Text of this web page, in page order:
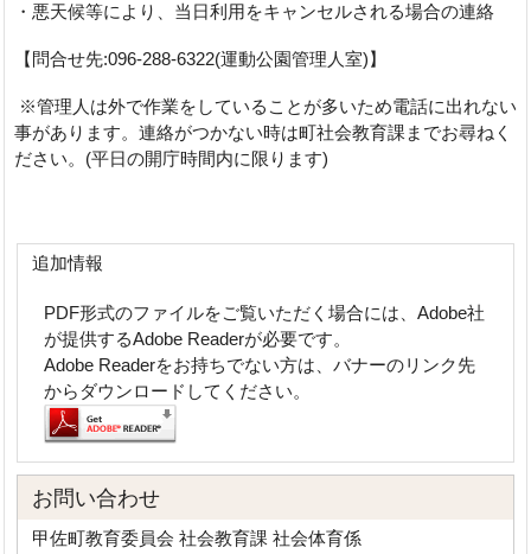
・悪天候等により、当日利用をキャンセルされる場合の連絡
【問合せ先:096-288-6322(運動公園管理人室)】
※管理人は外で作業をしていることが多いため電話に出れない
事があります。連絡がつかない時は町社会教育課までお尋ねく
ださい。(平日の開庁時間内に限ります)
追加情報
PDF形式のファイルをご覧いただく場合には、Adobe社
が提供するAdobe Readerが必要です。
Adobe Readerをお持ちでない方は、バナーのリンク先
からダウンロードしてください。
お問い合わせ
甲佐町教育委員会 社会教育課 社会体育係